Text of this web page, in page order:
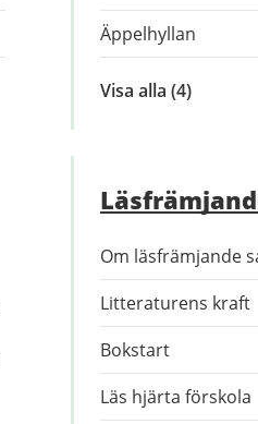
Äppelhyllan
Visa alla inom
(4)
Om läsfrämjande
Litteraturens kraft
Bokstart
Läs hjärta förskola